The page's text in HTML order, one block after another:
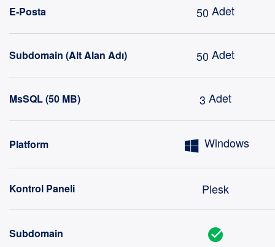
E-Posta 50Adet
Subdomain (Alt Alan Adı) 50Adet
MsSQL (50 MB) 3 Adet
Platform Windows
Kontrol Paneli Plesk
Subdomain